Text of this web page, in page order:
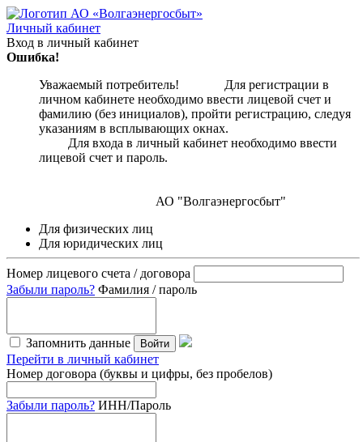
Личный кабинет
Вход в личный кабинет
Ошибка!
Уважаемый потребитель! Для регистрации в
личном кабинете необходимо ввести лицевой счет и
фамилию (без инициалов), пройти регистрацию, следуя
указаниям в всплывающих окнах.
Для входа в личный кабинет необходимо ввести
лицевой счет и пароль.
АО "Волгаэнергосбыт"
Для физических лиц
Для юридических лиц
Номер лицевого счета / договора
Забыли пароль? Фамилия / пароль
Запомнить данные Войти
Перейти в личный кабинет
Номер договора (буквы и цифры, без пробелов)
Забыли пароль? ИНН/Пароль